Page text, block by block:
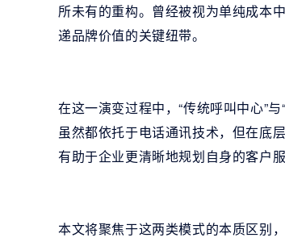
所未有的重构。曾经被视为单纯成本
递品牌价值的关键纽带。
在这一演变过程中，“传统呼叫中心”
虽然都依托于电话通讯技术，但在底
有助于企业更清晰地规划自身的客户
本文将聚焦于这两类模式的本质区别